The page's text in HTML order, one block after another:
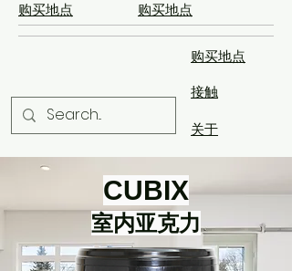
购买地点 购买地点
购买地点
接触
关于
CUBIX
室内亚克力